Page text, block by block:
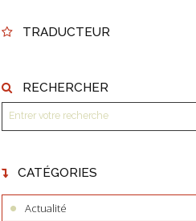
TRADUCTEUR
RECHERCHER
CATÉGORIES
Actualité